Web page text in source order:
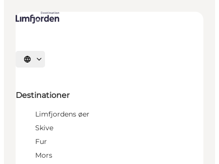
Vælg sprog
Destinationer
Limfjordens øer
Skive
Fur
Mors